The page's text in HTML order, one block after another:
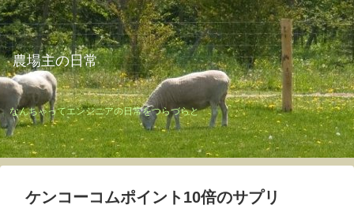
農場主の日常
なんちゃってエンジニアの日常をつらづらと
ケンコーコムポイント10倍のサプリ